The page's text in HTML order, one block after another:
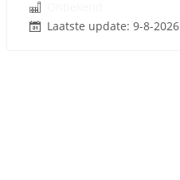
Laatste update: 9-8-2026